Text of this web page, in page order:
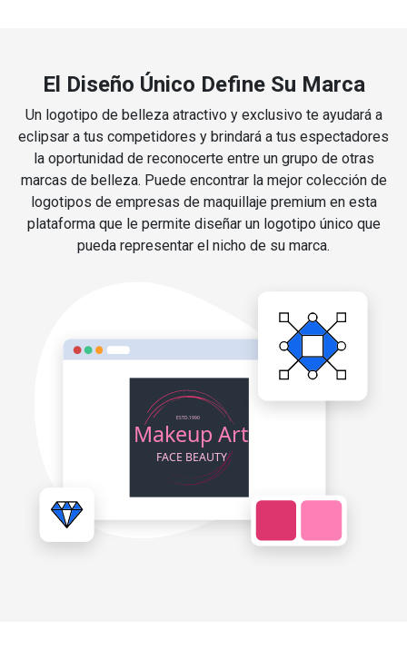
El Diseño Único Define Su Marca
Un logotipo de belleza atractivo y exclusivo te ayudará a
eclipsar a tus competidores y brindará a tus espectadores
la oportunidad de reconocerte entre un grupo de otras
marcas de belleza. Puede encontrar la mejor colección de
logotipos de empresas de maquillaje premium en esta
plataforma que le permite diseñar un logotipo único que
pueda representar el nicho de su marca.